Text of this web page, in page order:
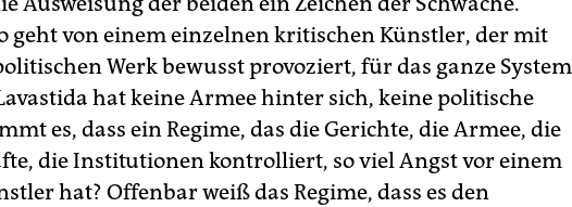
geht von einem einzelnen kritischen Künstler, der mit
Werk bewusst provoziert, für das ganze System
hat keine Armee hinter sich, keine politische
es, dass ein Regime, das die Gerichte, die Armee, die
die Institutionen kontrolliert, so viel Angst vor einem
hat? Offenbar weiß das Regime, dass es den